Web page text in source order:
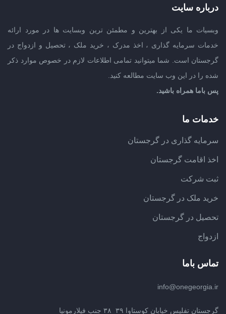
درباره سایت
وبسیات ما یکی از بهترین و مطمئن ترین وبسایت ها در مورد ارائه
خدمات سرمایه گذاری ، اخذ مدرک ، خرید ملک ، تحصیل و ازدواج در
گرجستان است. شما میتوانید تمامی اطلاعات لازم در خصوص موارد ذکر
شده را در این وب سایت مطالعه کنید.
پس باما همراه باشید.
خدمات ما
سرمایه گذاری در گرجستان
اخذ اقامت گرجستان
ثبت شرکت
خرید ملک در گرجستان
تحصیل در گرجستان
ازدواج
تماس باما
info@onegeorgia.ir
گرجستان تفلیس خیابان کوستاوا ۳۹_۳۸ جنب فیلارمونیا